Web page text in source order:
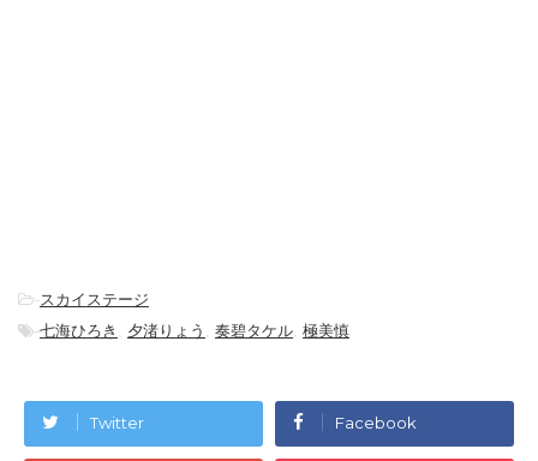
-スカイステージ
-七海ひろき 夕渚りょう 奏碧タケル 極美慎
Twitter Facebook